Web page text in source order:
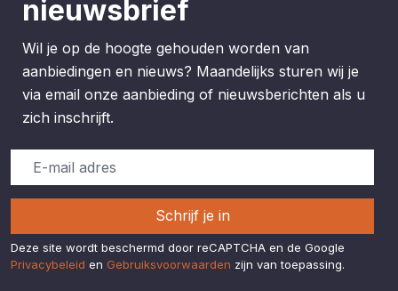
nieuwsbrief
Wil je op de hoogte gehouden worden van
aanbiedingen en nieuws? Maandelijks sturen wij je
via email onze aanbieding of nieuwsberichten als u
zich inschrijft.
Schrijf je in
Deze site wordt beschermd door reCAPTCHA en de Google
Privacybeleid en Gebruiksvoorwaarden zijn van toepassing.